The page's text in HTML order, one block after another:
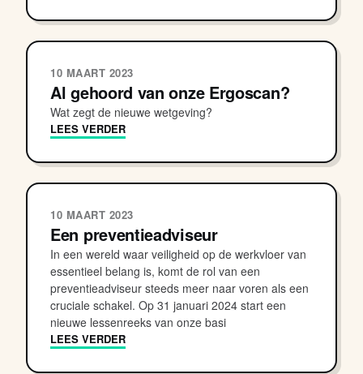
10 MAART 2023
Al gehoord van onze Ergoscan?
Wat zegt de nieuwe wetgeving?
LEES VERDER
10 MAART 2023
Een preventieadviseur
In een wereld waar veiligheid op de werkvloer van
essentieel belang is, komt de rol van een
preventieadviseur steeds meer naar voren als een
cruciale schakel. Op 31 januari 2024 start een
nieuwe lessenreeks van onze basi
LEES VERDER